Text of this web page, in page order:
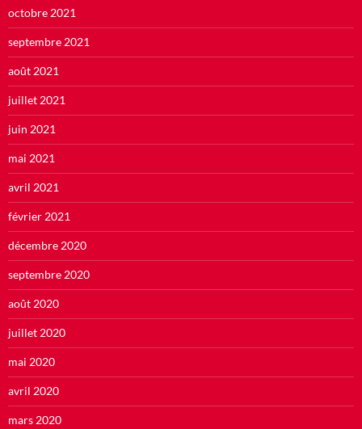
octobre 2021
septembre 2021
août 2021
juillet 2021
juin 2021
mai 2021
avril 2021
février 2021
décembre 2020
septembre 2020
août 2020
juillet 2020
mai 2020
avril 2020
mars 2020